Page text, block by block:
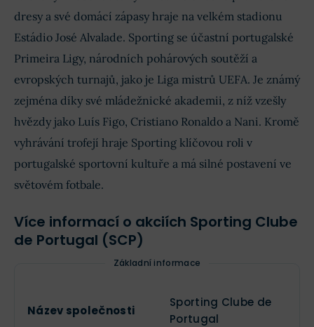
dresy a své domácí zápasy hraje na velkém stadionu
Estádio José Alvalade. Sporting se účastní portugalské
Primeira Ligy, národních pohárových soutěží a
evropských turnajů, jako je Liga mistrů UEFA. Je známý
zejména díky své mládežnické akademii, z níž vzešly
hvězdy jako Luís Figo, Cristiano Ronaldo a Nani. Kromě
vyhrávání trofejí hraje Sporting klíčovou roli v
portugalské sportovní kultuře a má silné postavení ve
světovém fotbale.
Více informací o akciích Sporting Clube
de Portugal (SCP)
Základní informace
Název společnosti
Sporting Clube de
Portugal